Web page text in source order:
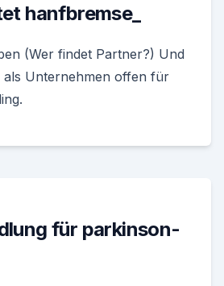
hanfbremse_
(Wer findet Partner?) Und
als Unternehmen offen für
für parkinson-